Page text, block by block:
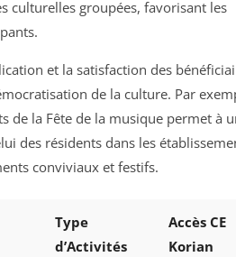
culturelles groupées, favorisant les
et la satisfaction des
de la culture. Par
de la Fête de la musique permet à
des résidents dans les
conviviaux et festifs.
Type
d’Activités
Accès CE
Korian